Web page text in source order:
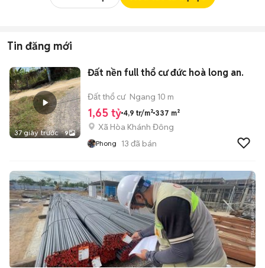
Tin đăng mới
37 giây trước 9
Đất nền full thổ cư đức hoà long an.
Đất thổ cư Ngang 10 m
1,65 tỷ 4,9 tr/m² 337 m²
Xã Hòa Khánh Đông
Phong 13 đã bán